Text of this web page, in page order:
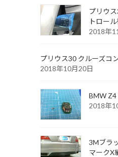
プリウ
トロー
2018年
プリウス30 クルーズコ
2018年10月20日
BMW Z4
2018年
3Mブラ
マークX